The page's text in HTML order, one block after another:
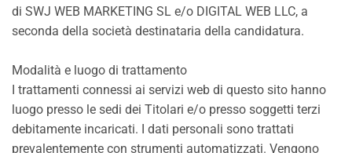
di SWJ WEB MARKETING SL e/o DIGITAL WEB LLC, a
seconda della società destinataria della candidatura.
Modalità e luogo di trattamento
I trattamenti connessi ai servizi web di questo sito hanno
luogo presso le sedi dei Titolari e/o presso soggetti terzi
debitamente incaricati. I dati personali sono trattati
prevalentemente con strumenti automatizzati. Vengono